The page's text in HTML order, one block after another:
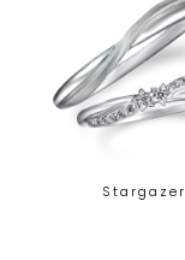
Stargazer